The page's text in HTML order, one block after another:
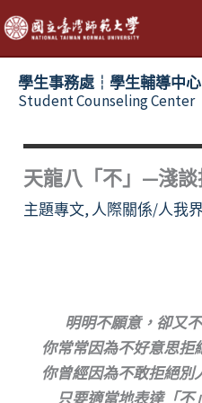
跳
至
主
學生事務處┆學生輔導中心
Student Counseling Center
天龍八「不」—淺
主題專文, 人際關係/人我
明明不願意，卻又
你常常因為不好意思拒
你曾經因為不敢拒絕別
只要適當地表達「不